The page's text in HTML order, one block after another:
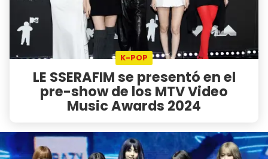
K-POP
LE SSERAFIM se presentó en el
pre-show de los MTV Video
Music Awards 2024